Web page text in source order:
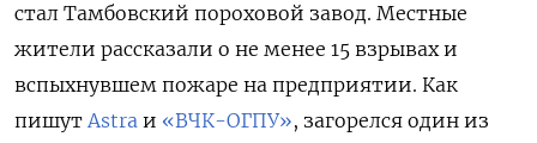
стал Тамбовский пороховой завод. Местные
жители рассказали о не менее 15 взрывах и
вспыхнувшем пожаре на предприятии. Как
пишут Astra и «ВЧК-ОГПУ», загорелся один из